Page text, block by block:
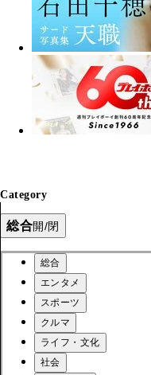
Category
総合開/閉
総合
エンタメ
スポーツ
クルマ
ライフ・文化
社会